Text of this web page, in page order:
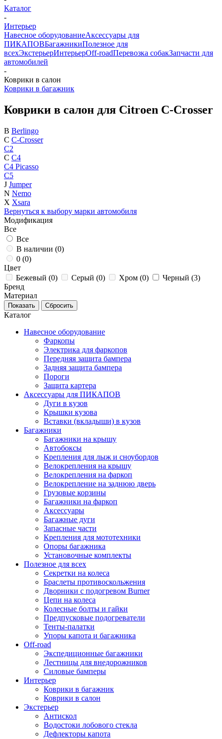
Каталог
-
Интерьер
Навесное оборудованиеАксессуары для
ПИКАПОВБагажникиПолезное для
всехЭкстерьерИнтерьерOff-roadПеревозка собакЗапчасти для
автомобилей
-
Коврики в салон
Коврики в багажник
Коврики в салон для Citroen C-Crosser
B Berlingo
C C-Crosser
C2
C C4
C4 Picasso
C5
J Jumper
N Nemo
X Xsara
Вернуться к выбору марки автомобиля
Модификация
Все
Все
В наличии (0)
0 (0)
Цвет
Бежевый (0) Серый (0) Хром (0) Черный (3)
Бренд
Материал
Каталог
Навесное оборудование
Фаркопы
Электрика для фаркопов
Передняя защита бампера
Задняя защита бампера
Пороги
Защита картера
Аксессуары для ПИКАПОВ
Дуги в кузов
Крышки кузова
Вставки (вкладыши) в кузов
Багажники
Багажники на крышу
Автобоксы
Крепления для лыж и сноубордов
Велокрепления на крышу
Велокрепления на фаркоп
Велокрепление на заднюю дверь
Грузовые корзины
Багажники на фаркоп
Аксессуары
Багажные дуги
Запасные части
Крепления для мототехники
Опоры багажника
Установочные комплекты
Полезное для всех
Секретки на колеса
Браслеты противоскольжения
Дворники с подогревом Burner
Цепи на колеса
Колесные болты и гайки
Предпусковые подогреватели
Тенты-палатки
Упоры капота и багажника
Off-road
Экспедиционные багажники
Лестницы для внедорожников
Силовые бамперы
Интерьер
Коврики в багажник
Коврики в салон
Экстерьер
Антискол
Водостоки лобового стекла
Дефлекторы капота